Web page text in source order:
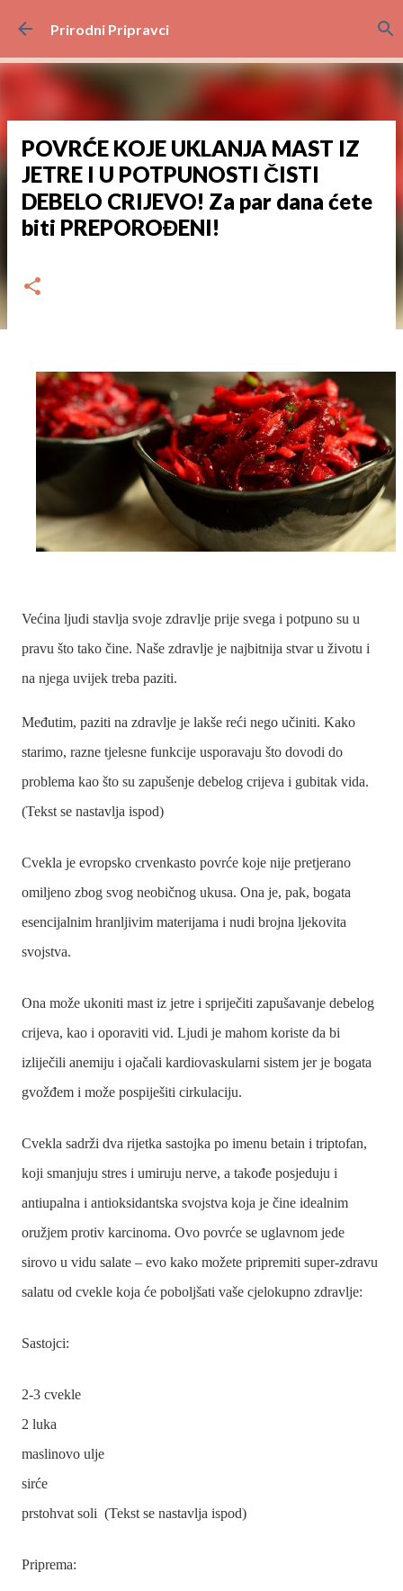
Preskoči na glavni sadržaj
Prirodni Pripravci
POVRĆE KOJE UKLANJA MAST IZ
JETRE I U POTPUNOSTI ČISTI
DEBELO CRIJEVO! Za par dana ćete
biti PREPOROĐENI!
Većina ljudi stavlja svoje zdravlje prije svega i potpuno su u
pravu što tako čine. Naše zdravlje je najbitnija stvar u životu i
na njega uvijek treba paziti.
Međutim, paziti na zdravlje je lakše reći nego učiniti. Kako
starimo, razne tjelesne funkcije usporavaju što dovodi do
problema kao što su zapušenje debelog crijeva i gubitak vida.
(Tekst se nastavlja ispod)
Cvekla je evropsko crvenkasto povrće koje nije pretjerano
omiljeno zbog svog neobičnog ukusa. Ona je, pak, bogata
esencijalnim hranljivim materijama i nudi brojna ljekovita
svojstva.
Ona može ukoniti mast iz jetre i spriječiti zapušavanje debelog
crijeva, kao i oporaviti vid. Ljudi je mahom koriste da bi
izliječili anemiju i ojačali kardiovaskularni sistem jer je bogata
gvožđem i može pospiješiti cirkulaciju.
Cvekla sadrži dva rijetka sastojka po imenu betain i triptofan,
koji smanjuju stres i umiruju nerve, a takođe posjeduju i
antiupalna i antioksidantska svojstva koja je čine idealnim
oružjem protiv karcinoma. Ovo povrće se uglavnom jede
sirovo u vidu salate – evo kako možete pripremiti super-zdravu
salatu od cvekle koja će poboljšati vaše cjelokupno zdravlje:
Sastojci:
2-3 cvekle
2 luka
maslinovo ulje
sirće
prstohvat soli (Tekst se nastavlja ispod)
Priprema: